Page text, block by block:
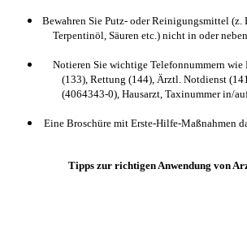
Bewahren Sie Putz- oder Reinigungsmittel (z.
Terpentinöl, Säuren etc.) nicht in oder
Notieren Sie wichtige Telefonnummern wie
(133), Rettung (144), Ärztl. Notdienst
(4064343-0), Hausarzt, Taxinummer in/
Eine Broschüre mit Erste-Hilfe-Maßnahmen
Tipps zur richtigen Anwendung von